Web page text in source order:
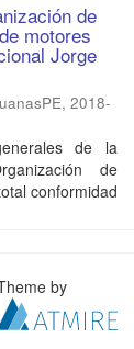
de
motores
Jorge
, 2018-
de la
de
conformidad
by